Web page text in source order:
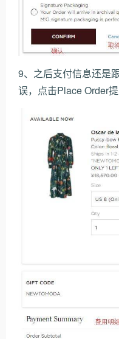
9、之后支付信息还是
误，点击Place Order